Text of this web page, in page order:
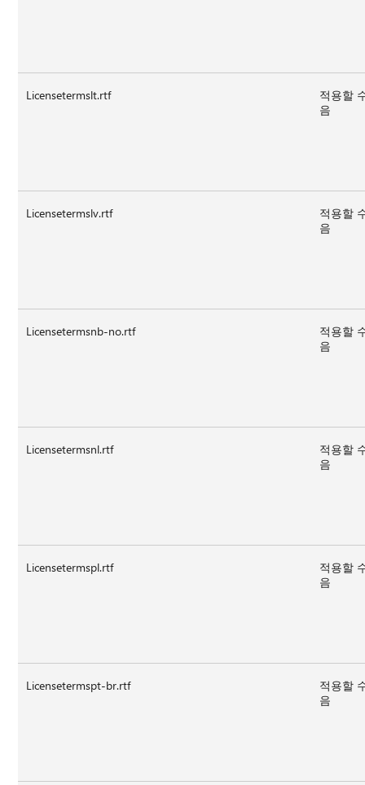
Licensetermslt.rtf
적용할
음
Licensetermslv.rtf
적용할
음
Licensetermsnb-no.rtf
적용할
음
Licensetermsnl.rtf
적용할
음
Licensetermspl.rtf
적용할
음
Licensetermspt-br.rtf
적용할
음